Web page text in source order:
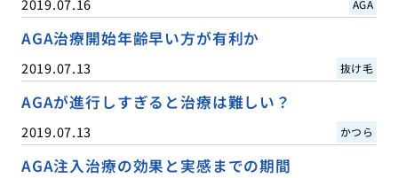
2019.07.16 AGA
AGA治療開始年齢早い方が有利か
2019.07.13 抜け毛
AGAが進行しすぎると治療は難しい？
2019.07.13 かつら
AGA注入治療の効果と実感までの期間